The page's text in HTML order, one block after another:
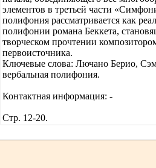
элементов в третьей части
полифония рассматривается как
полифонии романа Беккета,
творческом прочтении
первоисточника.
Ключевые слова: Лючано Берио,
вербальная полифония.
Контактная информация: -
Стр. 12-20.